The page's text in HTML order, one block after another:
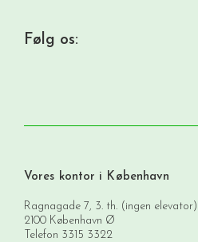
Følg os:
Vores kontor i København
Ragnagade 7, 3. th. (ingen elevator)
2100 København Ø
Telefon 3315 3322